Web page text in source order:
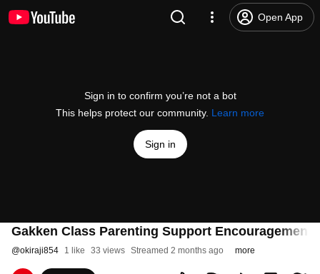
Open App
Sign in to confirm you’re not a bot
This helps protect our community. Learn more
Sign in
Gakken Class Parenting Support Encouragement
@okiraji854 1 like 33 views Streamed 2 months ago more